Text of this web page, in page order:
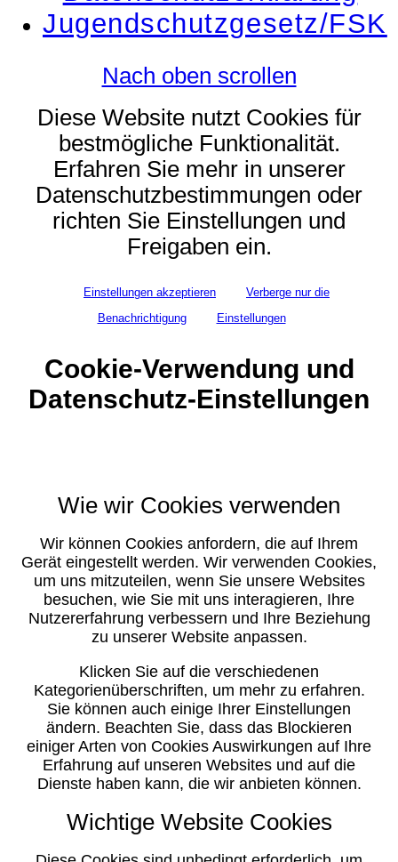
Jugendschutzgesetz/FSK
Nach oben scrollen
Diese Website nutzt Cookies für
bestmögliche Funktionalität.
Erfahren Sie mehr in unserer
Datenschutzbestimmungen oder
richten Sie Einstellungen und
Freigaben ein.
Einstellungen akzeptieren
Verberge nur die
Benachrichtigung
Einstellungen
Cookie-Verwendung und
Datenschutz-Einstellungen
Wie wir Cookies verwenden
Wir können Cookies anfordern, die auf Ihrem
Gerät eingestellt werden. Wir verwenden Cookies,
um uns mitzuteilen, wenn Sie unsere Websites
besuchen, wie Sie mit uns interagieren, Ihre
Nutzererfahrung verbessern und Ihre Beziehung
zu unserer Website anpassen.
Klicken Sie auf die verschiedenen
Kategorienüberschriften, um mehr zu erfahren.
Sie können auch einige Ihrer Einstellungen
ändern. Beachten Sie, dass das Blockieren
einiger Arten von Cookies Auswirkungen auf Ihre
Erfahrung auf unseren Websites und auf die
Dienste haben kann, die wir anbieten können.
Wichtige Website Cookies